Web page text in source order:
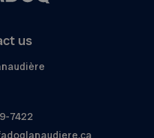
us
7422